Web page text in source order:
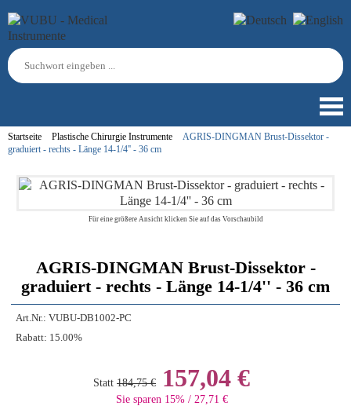
Startseite Plastische Chirurgie Instrumente
AGRIS-DINGMAN Brust-Dissektor -
graduiert - rechts - Länge 14-1/4'' - 36 cm
Für eine größere Ansicht klicken Sie auf das Vorschaubild
AGRIS-DINGMAN Brust-Dissektor -
graduiert - rechts - Länge 14-1/4'' - 36 cm
Art.Nr.: VUBU-DB1002-PC
Rabatt: 15.00%
Statt 184,75 € 157,04 €
Sie sparen 15% / 27,71 €